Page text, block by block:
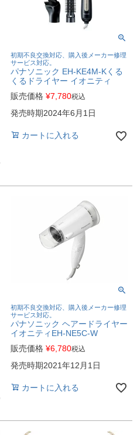
初期不良交換対応、購入後メーカー修理
サービス対応。
パナソニック EH-KE4M-Kくる
くるドライヤー イオニティ
販売価格 ¥7,780税込
発売時期2024年6月1日
カートに入れる
初期不良交換対応、購入後メーカー修理
サービス対応。
パナソニック ヘアードライヤー
イオニティEH-NE5C-W
販売価格 ¥6,780税込
発売時期2021年12月1日
カートに入れる